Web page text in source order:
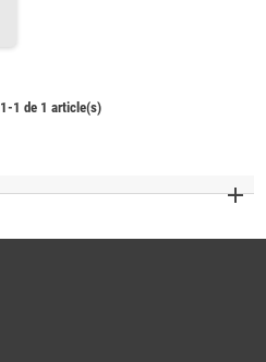
1 de 1 article(s)